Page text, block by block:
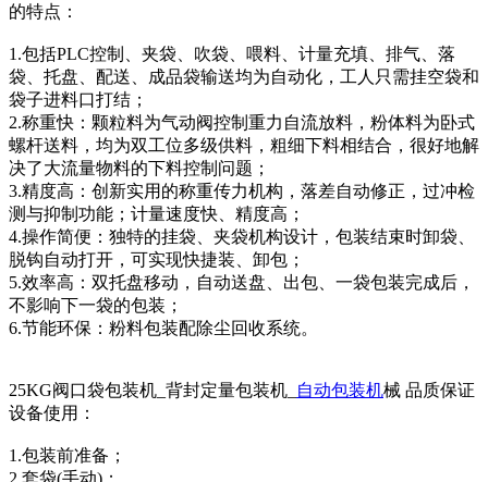
的特点：
1.包括PLC控制、夹袋、吹袋、喂料、计量充填、排气、落
袋、托盘、配送、成品袋输送均为自动化，工人只需挂空袋和
袋子进料口打结；
2.称重快：颗粒料为气动阀控制重力自流放料，粉体料为卧式
螺杆送料，均为双工位多级供料，粗细下料相结合，很好地解
决了大流量物料的下料控制问题；
3.精度高：创新实用的称重传力机构，落差自动修正，过冲检
测与抑制功能；计量速度快、精度高；
4.操作简便：独特的挂袋、夹袋机构设计，包装结束时卸袋、
脱钩自动打开，可实现快捷装、卸包；
5.效率高：双托盘移动，自动送盘、出包、一袋包装完成后，
不影响下一袋的包装；
6.节能环保：粉料包装配除尘回收系统。
25KG阀口袋包装机_背封定量包装机_ 自动包装机械 品质保证
设备使用：
1.包装前准备；
2.套袋(手动)；